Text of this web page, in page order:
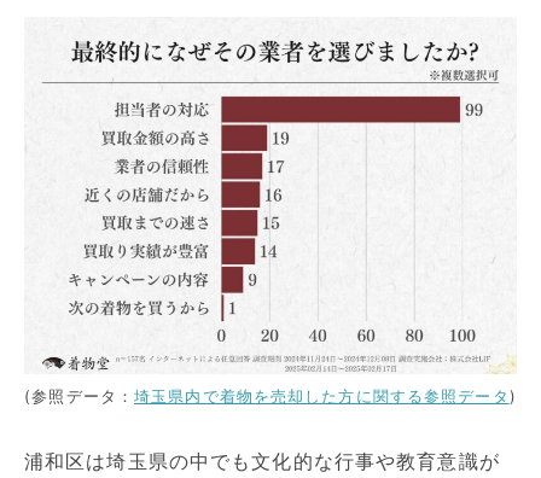
(参照データ：埼玉県内で着物を売却した方に関する参照データ )
浦和区は埼玉県の中でも文化的な行事や教育意識が